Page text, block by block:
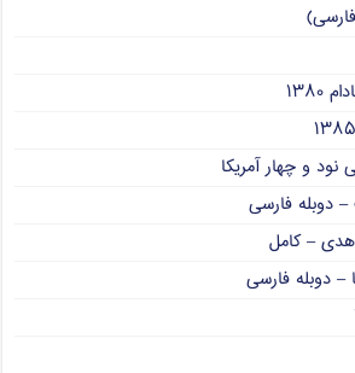
و چهار آمریکا
دوبله فارسی
– کامل
– دوبله فارسی